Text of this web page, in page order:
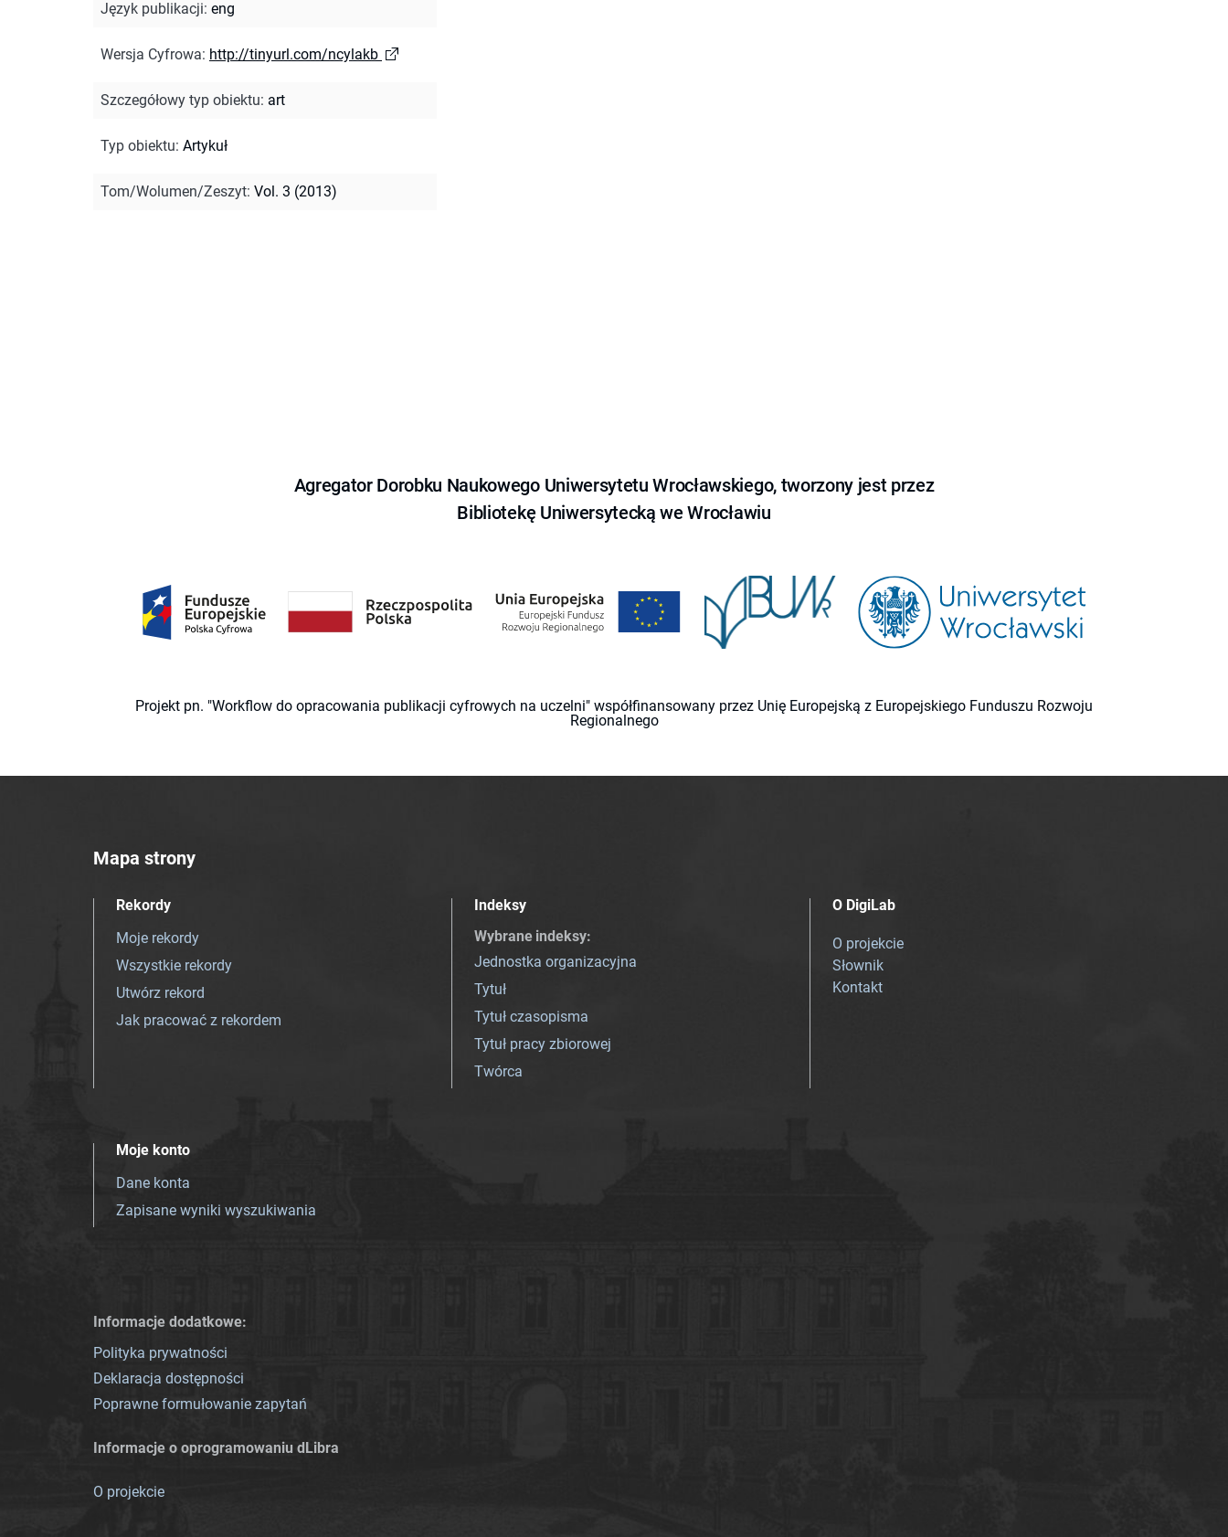
Język publikacji: eng
Wersja Cyfrowa: http://tinyurl.com/ncylakb
Szczegółowy typ obiektu: art
Typ obiektu: Artykuł
Tom/Wolumen/Zeszyt: Vol. 3 (2013)
Agregator Dorobku Naukowego Uniwersytetu Wrocławskiego, tworzony jest przez
Bibliotekę Uniwersytecką we Wrocławiu
Projekt pn. "Workflow do opracowania publikacji cyfrowych na uczelni" współfinansowany przez Unię Europejską z Europejskiego Funduszu Rozwoju
Regionalnego
Mapa strony
Rekordy
Moje rekordy
Wszystkie rekordy
Utwórz rekord
Jak pracować z rekordem
Indeksy
Wybrane indeksy:
Jednostka organizacyjna
Tytuł
Tytuł czasopisma
Tytuł pracy zbiorowej
Twórca
O DigiLab
O projekcie
Słownik
Kontakt
Moje konto
Dane konta
Zapisane wyniki wyszukiwania
Informacje dodatkowe:
Polityka prywatności
Deklaracja dostępności
Poprawne formułowanie zapytań
Informacje o oprogramowaniu dLibra
O projekcie